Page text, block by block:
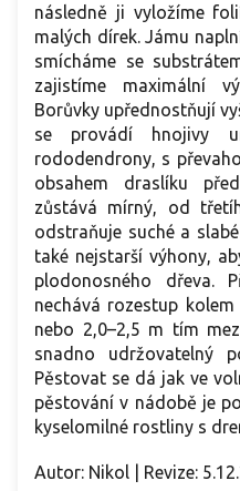
následně ji vyložíme
malých dírek. Jámu
smícháme se
zajistíme maximální
Borůvky upřednostňují
se provádí hnojivy
rododendrony, s
obsahem draslíku
zůstává mírný, od
odstraňuje suché a
také nejstarší výhony,
plodonosného dřeva.
nechává rozestup
nebo 2,0–2,5 m tím
snadno udržovatelný
Pěstovat se dá jak ve
pěstování v nádobě je
kyselomilné rostliny s
Autor: Nikol | Revize: